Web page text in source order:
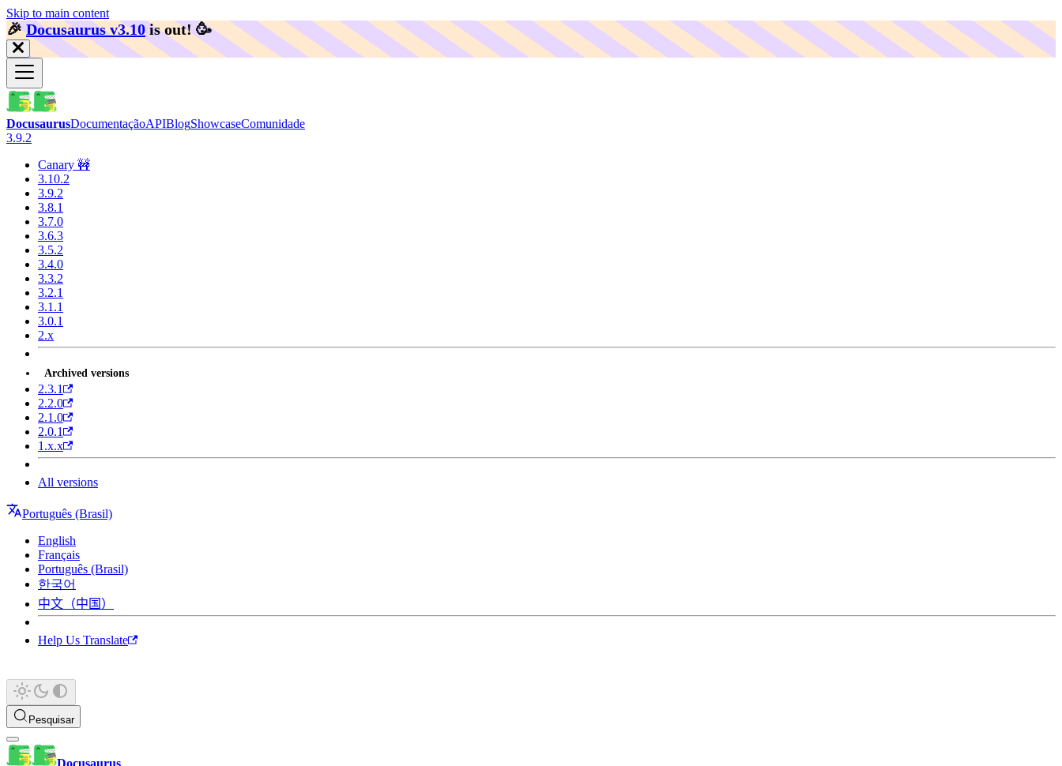
Skip to main content
🎉️Docusaurus v3.10 is out! 🥳️
DocusaurusDocumentaçãoAPIBlogShowcaseComunidade
3.9.2
Canary 🚧
3.10.2
3.9.2
3.8.1
3.7.0
3.6.3
3.5.2
3.4.0
3.3.2
3.2.1
3.1.1
3.0.1
2.x
Archived versions
2.3.1
2.2.0
2.1.0
2.0.1
1.x.x
All versions
Português (Brasil)
English
Français
Português (Brasil)
한국어
中文（中国）
Help Us Translate
Pesquisar